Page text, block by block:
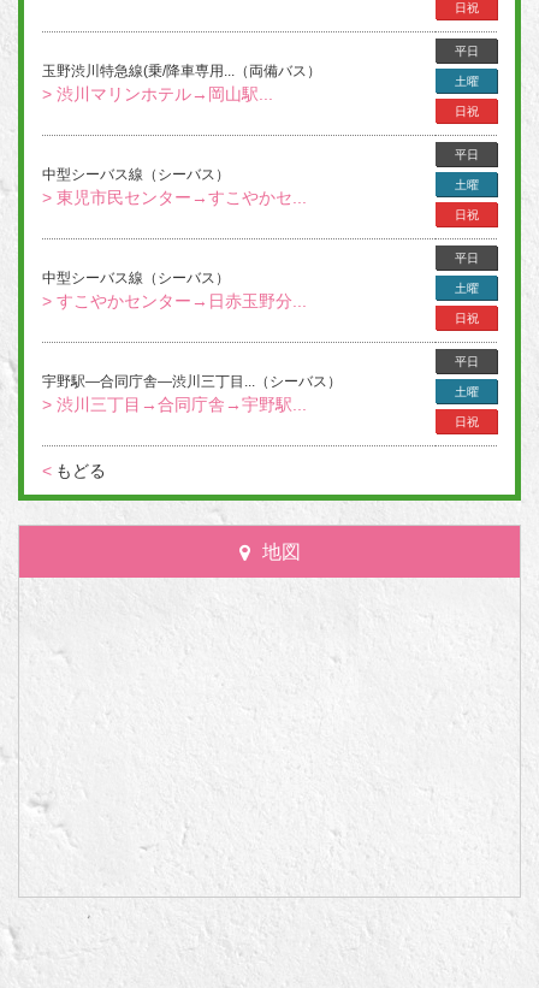
日祝
玉野渋川特急線(乗/降車専用...（両備バス）
> 渋川マリンホテル→岡山駅...
平日
土曜
日祝
中型シーバス線（シーバス）
> 東児市民センター→すこやかセ...
平日
土曜
日祝
中型シーバス線（シーバス）
> すこやかセンター→日赤玉野分...
平日
土曜
日祝
宇野駅―合同庁舎―渋川三丁目...（シーバス）
> 渋川三丁目→合同庁舎→宇野駅...
平日
土曜
日祝
< もどる
地図